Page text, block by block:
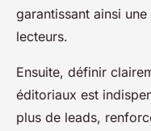
garantissant ainsi
lecteurs.
Ensuite, définir
éditoriaux est
plus de leads,